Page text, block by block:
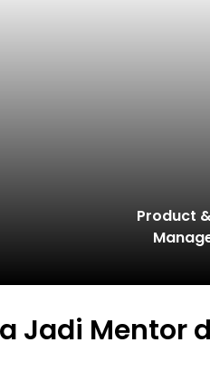
Product
Jadi Mentor